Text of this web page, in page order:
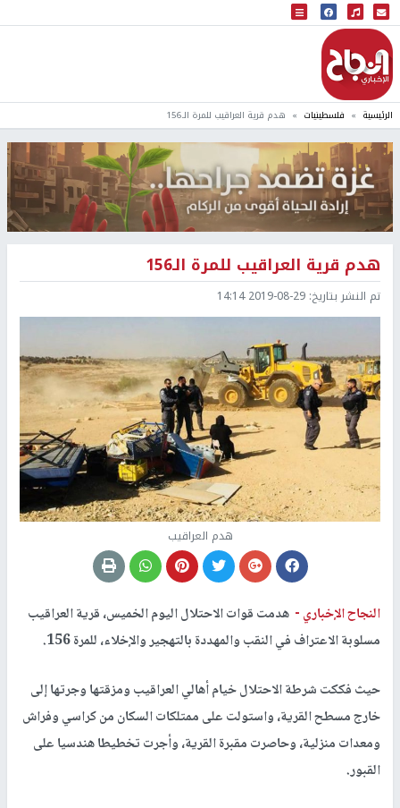
البث المباشر
إذاعة النجاح
الرئيسية فلسطينيات هدم قرية العراقيب للمرة الـ156
هدم قرية العراقيب للمرة الـ156
تم النشر بتاريخ: 2019-08-29 14:14
هدم العراقيب
النجاح الإخباري - هدمت قوات الاحتلال اليوم الخميس، قرية العراقيب
مسلوبة الاعتراف في النقب والمهددة بالتهجير والإخلاء، للمرة 156.
حيث فككت شرطة الاحتلال خيام أهالي العراقيب ومزقتها وجرتها إلى
خارج مسطح القرية، واستولت على ممتلكات السكان من كراسي وفراش
ومعدات منزلية، وحاصرت مقبرة القرية، وأجرت تخطيطا هندسيا على
القبور.